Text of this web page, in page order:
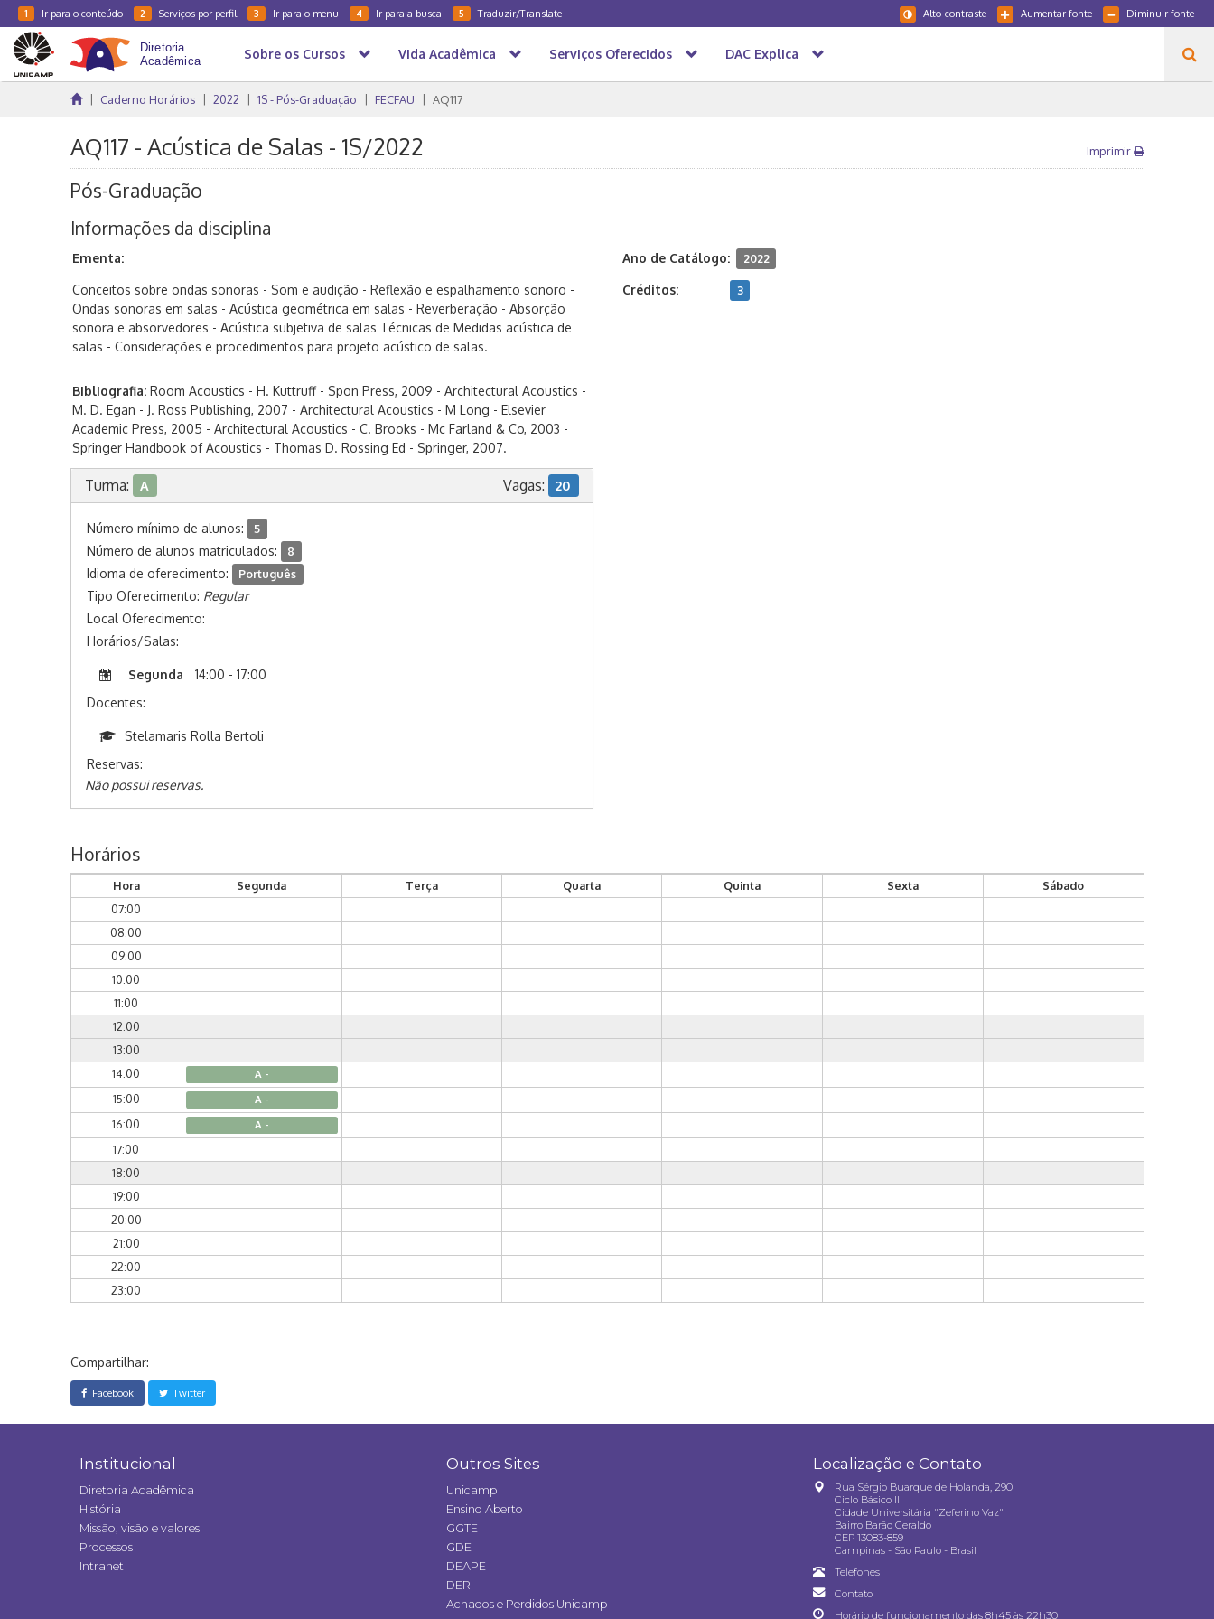
1 Ir para o conteúdo 2 Serviços por perfil 3 Ir para o menu 4 Ir para a busca 5 Traduzir/Translate Diminuir fonte
Aumentar fonte
Alto-contraste
Sobre os Cursos Vida Acadêmica Serviços Oferecidos DAC Explica
Caderno Horários 2022 1S - Pós-Graduação FECFAU AQ117
AQ117 - Acústica de Salas - 1S/2022 Imprimir
Pós-Graduação
Informações da disciplina
Ementa:
Conceitos sobre ondas sonoras - Som e audição - Reflexão e espalhamento sonoro -
Ondas sonoras em salas - Acústica geométrica em salas - Reverberação - Absorção
sonora e absorvedores - Acústica subjetiva de salas Técnicas de Medidas acústica de
salas - Considerações e procedimentos para projeto acústico de salas.
Bibliografia:Room Acoustics - H. Kuttruff - Spon Press, 2009 - Architectural Acoustics -
M. D. Egan - J. Ross Publishing, 2007 - Architectural Acoustics - M Long - Elsevier
Academic Press, 2005 - Architectural Acoustics - C. Brooks - Mc Farland & Co, 2003 -
Springer Handbook of Acoustics - Thomas D. Rossing Ed - Springer, 2007.
Ano de Catálogo: 2022
Créditos: 3
Turma: A Vagas: 20
Número mínimo de alunos: 5
Número de alunos matriculados: 8
Idioma de oferecimento: Português
Tipo Oferecimento: Regular
Local Oferecimento:
Horários/Salas:
Segunda
14:00 - 17:00
Docentes:
Stelamaris Rolla Bertoli
Reservas:
Não possui reservas.
Horários
Hora Segunda Terça Quarta Quinta Sexta
Sábado
07:00
08:00
09:00
10:00
11:00
12:00
13:00
14:00
A -
15:00 A -
16:00 A -
17:00
18:00
19:00
20:00
21:00
22:00
23:00
Compartilhar:
Facebook Twitter
Institucional
Diretoria Acadêmica
História
Missão, visão e valores
Processos
Intranet
Outros Sites
Unicamp
Ensino Aberto
GGTE
GDE
DEAPE
DERI
Achados e Perdidos Unicamp
Localização e Contato
Rua Sérgio Buarque de Holanda, 290
Ciclo Básico II
Cidade Universitária "Zeferino Vaz"
Bairro Barão Geraldo
CEP 13083-859
Campinas - São Paulo - Brasil
Telefones
Contato
Horário de funcionamento das 8h45 às 22h30